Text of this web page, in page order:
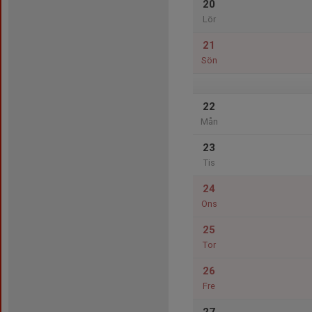
20
Lör
21
Sön
22
Mån
23
Tis
24
Ons
25
Tor
26
Fre